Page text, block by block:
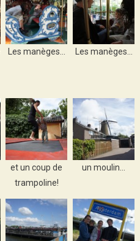
Les manèges… Les manèges…
et un coup de
trampoline!
un moulin…